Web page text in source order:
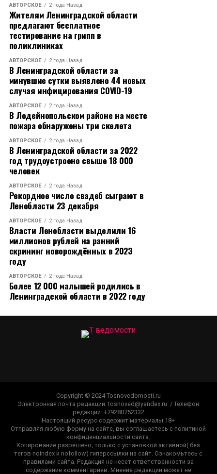
АВТОРСКОЕ 2 года Назад
Жителям Ленинградской области
предлагают бесплатное
тестирование на грипп в
поликлиниках
АВТОРСКОЕ 2 года Назад
В Ленинградской области за
минувшие сутки выявлено 44 новых
случая инфицирования COVID-19
АВТОРСКОЕ 2 года Назад
В Лодейнопольском районе на месте
пожара обнаружены три скелета
АВТОРСКОЕ 2 года Назад
В Ленинградской области за 2022
год трудоустроено свыше 18 000
человек
АВТОРСКОЕ 2 года Назад
Рекордное число свадеб сыграют в
Ленобласти 23 декабря
АВТОРСКОЕ 2 года Назад
Власти Ленобласти выделили 16
миллионов рублей на ранний
скрининг новорождённых в 2023
году
АВТОРСКОЕ 2 года Назад
Более 12 000 малышей родились в
Ленинградской области в 2022 году
Copyright © 2024 Tosnovedomosti.ru
Электронная почта редакции: tosnoved@yandex.ru / Телефон
редакции: +79280752332
Настоящий ресурс содержит материалы 18+
Отправляя любую форму на сайте, вы соглашаетесь с политикой
конфиденциальности сайта.
Копирование разрешено, только с установкой активной( без
тегов noindex и nofollow) гиперссылки на сайт. Ознакомьтесь с
правилами сайта. Редакция не несет ответственности за
содержание комментариев. Мнение редакции может не